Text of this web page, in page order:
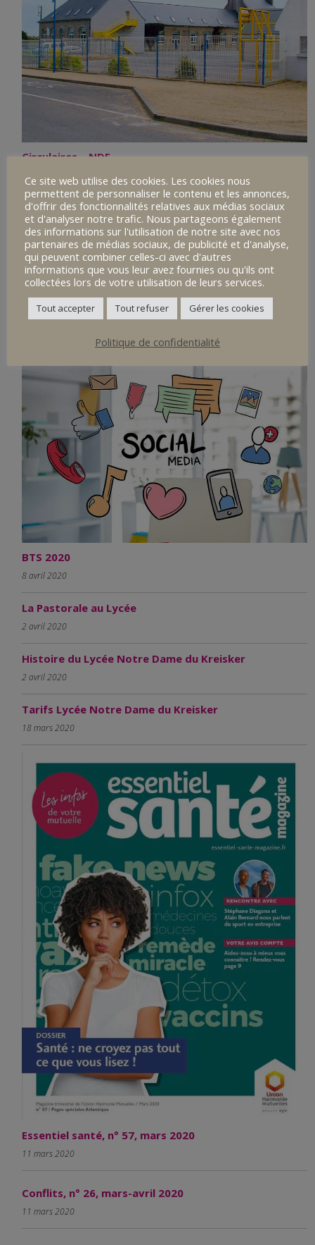
Circulaires – NDE
22 avril 2020
Bac Technologique – STL
17 avril 2020
Enseignements optionnels – Lycée NDK
16 avril 2020
Transport NDE
BTS 2020
8 avril 2020
La Pastorale au Lycée
2 avril 2020
Histoire du Lycée Notre Dame du Kreisker
2 avril 2020
Tarifs Lycée Notre Dame du Kreisker
18 mars 2020
Essentiel santé, n° 57, mars 2020
11 mars 2020
Conflits, n° 26, mars-avril 2020
11 mars 2020
Ce site web utilise des cookies. Les cookies nous
permettent de personnaliser le contenu et les annonces,
d'offrir des fonctionnalités relatives aux médias sociaux
et d'analyser notre trafic. Nous partageons également
des informations sur l'utilisation de notre site avec nos
partenaires de médias sociaux, de publicité et d'analyse,
qui peuvent combiner celles-ci avec d'autres
informations que vous leur avez fournies ou qu'ils ont
collectées lors de votre utilisation de leurs services.
Tout accepter Tout refuser Gérer les cookies
Politique de confidentialité